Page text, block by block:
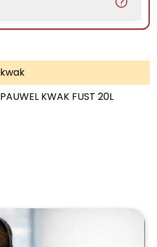
kwak
PAUWEL KWAK FUST 20L